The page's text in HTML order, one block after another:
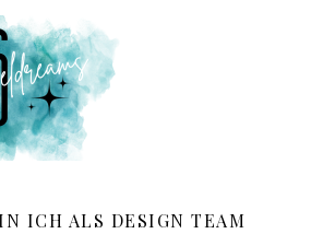
ICH ALS DESIGN TEAM